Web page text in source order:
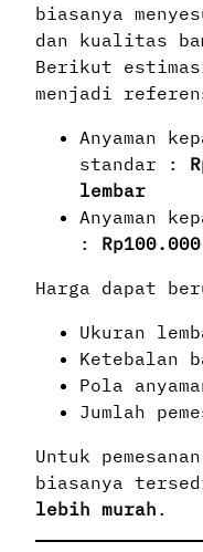
biasanya
dan kualitas
Berikut
menjadi
Anyaman
standar :
lembar
Anyaman
:
Harga dapat
Ukuran
Ketebalan
Pola
Jumlah
Untuk
biasanya
lebih murah .